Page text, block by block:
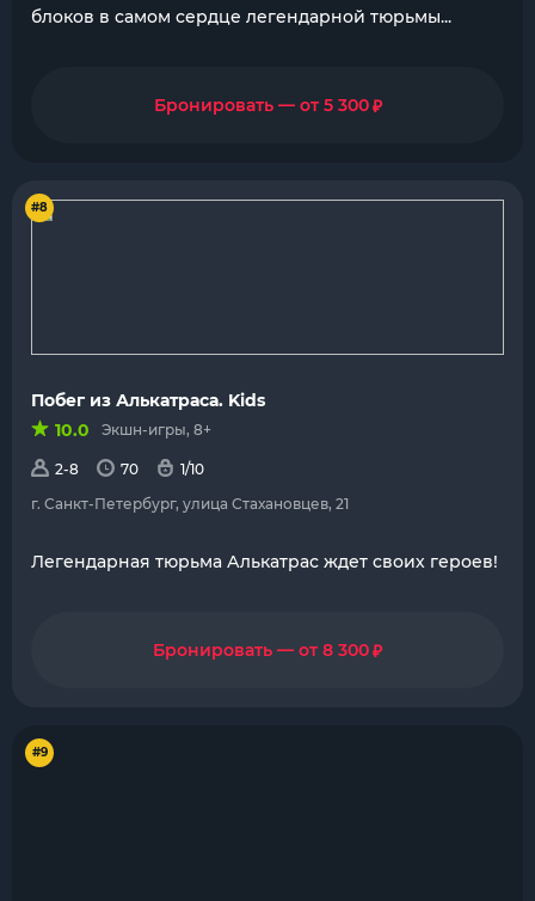
блоков в самом сердце легендарной тюрьмы...
Бронировать — от 5 300₽
#8
Побег из Алькатраса. Kids
10.0
Экшн-игры, 8+
2-8 70
1/10
г. Санкт-Петербург, улица Стахановцев, 21
Легендарная тюрьма Алькатрас ждет своих героев!
Бронировать — от 8 300₽
#9